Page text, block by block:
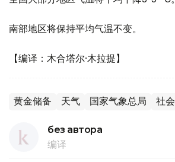
南部地区将保持平均气温不变。
【编译：木合塔尔·木拉提】
黄金储备 天气 国家气象总局 社会
без автора
编译